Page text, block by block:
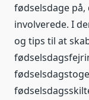
fødselsdage
involverede. I
og tips til at